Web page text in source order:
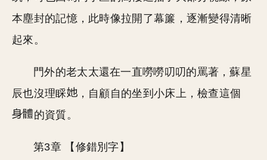
本塵封的記憶，此時像拉開了幕簾，逐漸變得清晰
起來。
門外的老太太還在一直嘮嘮叨叨的罵著，蘇星
辰也沒理睬
，自顧自的坐到小床上，檢查這個
的資質。
第3章 【修錯別字】